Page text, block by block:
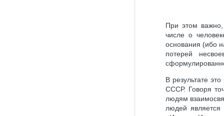
При этом
числе о
основания (ибо
потерей
В результате
СССР. Говоря
людям
людей